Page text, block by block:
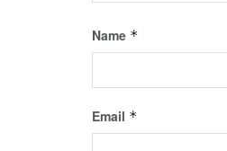
Name *
Email *